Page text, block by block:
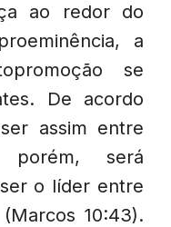
ao redor do
a
se
De acordo
assim entre
porém, será
o líder entre
10:43).